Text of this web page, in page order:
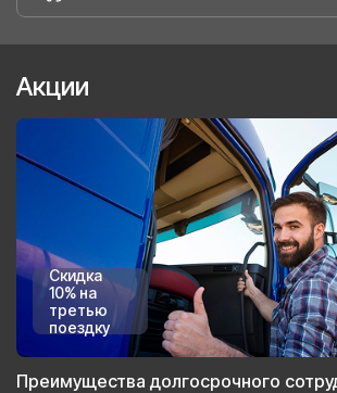
Акции
Скидка
10% на
третью
поездку
Преимущества долгосрочного